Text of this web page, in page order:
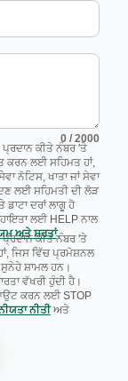
0 / 2000
ਕੀਤੇ ਨੰਬਰ 'ਤੇ
ਕਰਨ ਲਈ ਸਹਿਮਤ ਹਾਂ,
ਨੋਟਿਸ, ਖਾਤਾ ਜਾਂ ਸੇਵਾ
ਲਈ ਸਹਿਮਤੀ ਦੀ ਲੋੜ
ਦਰਾਂ ਲਾਗੂ ਹੋ
ਲਈ HELP ਨਾਲ
ਅਤੇ ਸ਼ਰਤਾਂ.
ਕੀਤੇ ਨੰਬਰ 'ਤੇ
ਜਿਸ ਵਿੱਚ ਪ੍ਰਮੋਸ਼ਨਲ
ਸ਼ਾਮਲ ਹਨ।
ਵੱਖਰੀ ਹੁੰਦੀ ਹੈ।
ਕਰਨ ਲਈ STOP
ਨੀਤੀ ਅਤੇ